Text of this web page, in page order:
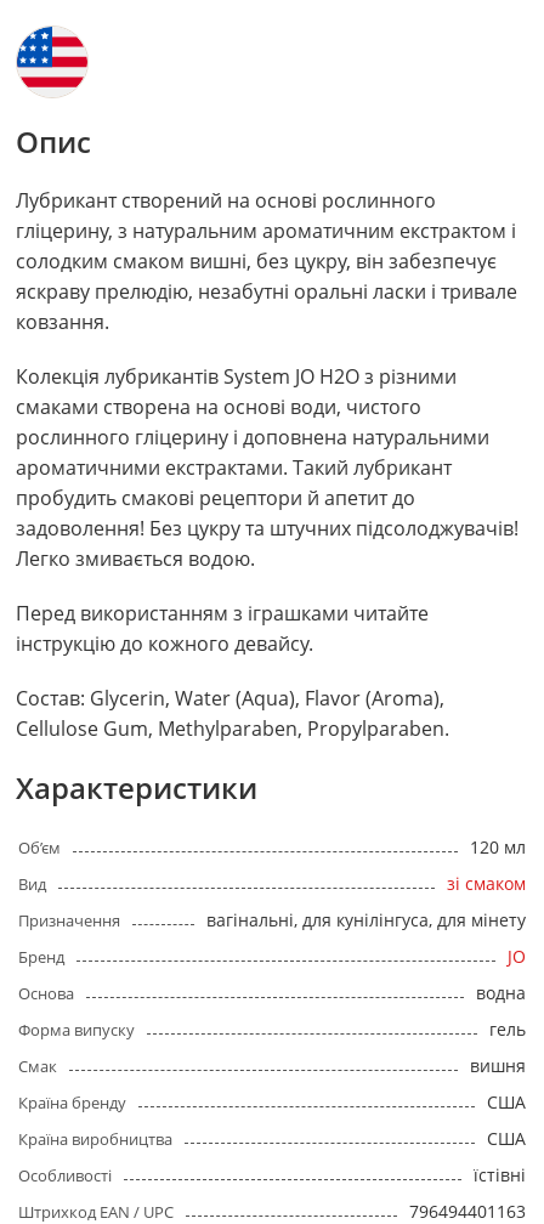
Опис
Лубрикант створений на основі рослинного
гліцерину, з натуральним ароматичним екстрактом і
солодким смаком вишні, без цукру, він забезпечує
яскраву прелюдію, незабутні оральні ласки і тривале
ковзання.
Колекція лубрикантів System JO H2O з різними
смаками створена на основі води, чистого
рослинного гліцерину і доповнена натуральними
ароматичними екстрактами. Такий лубрикант
пробудить смакові рецептори й апетит до
задоволення! Без цукру та штучних підсолоджувачів!
Легко змивається водою.
Перед використанням з іграшками читайте
інструкцію до кожного девайсу.
Состав: Glycerin, Water (Aqua), Flavor (Aroma),
Cellulose Gum, Methylparaben, Propylparaben.
Характеристики
Об’єм 120 мл
Вид зі смаком
Призначення вагінальні, для кунілінгуса, для мінету
Бренд JO
Основа водна
Форма випуску гель
Смак вишня
Країна бренду США
Країна виробництва США
Особливості їстівні
Штрихкод EAN / UPC 796494401163